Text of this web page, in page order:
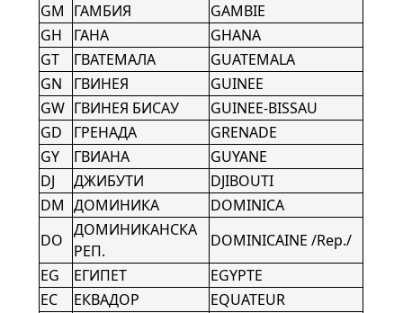
GM ГАМБИЯ
GAMBIE
GH
ГАНА
GHANA
GT
ГВАТЕМАЛА
GUATEMALA
GN
ГВИНЕЯ
GUINEE
GW ГВИНЕЯ БИСАУ
GUINEE-BISSAU
GD
ГРЕНАДА
GRENADE
GY
ГВИАНА
GUYANE
DJ
ДЖИБУТИ
DJIBOUTI
DM ДОМИНИКА
DOMINICA
DO
ДОМИНИКАНСКА
РЕП.
DOMINICAINE /Rep./
EG
EГИПЕТ
EGYPTE
EC
ЕКВАДОР
EQUATEUR